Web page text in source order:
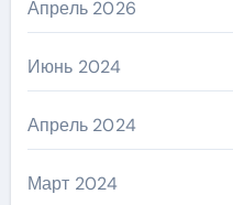
Апрель 2026
Июнь 2024
Апрель 2024
Март 2024